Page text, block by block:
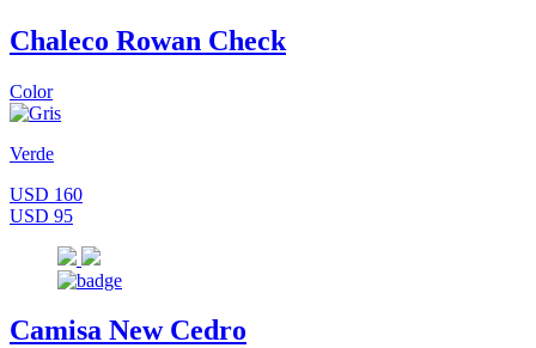
Chaleco Rowan Check
Color
Verde
USD 160
USD 95
Camisa New Cedro